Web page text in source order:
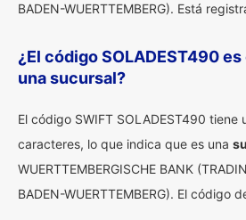
BADEN-WUERTTEMBERG). Está
¿El código SOLADEST490
una sucursal?
El código SWIFT SOLADEST490 tiene
caracteres, lo que indica que es una
WUERTTEMBERGISCHE BANK
BADEN-WUERTTEMBERG). El código